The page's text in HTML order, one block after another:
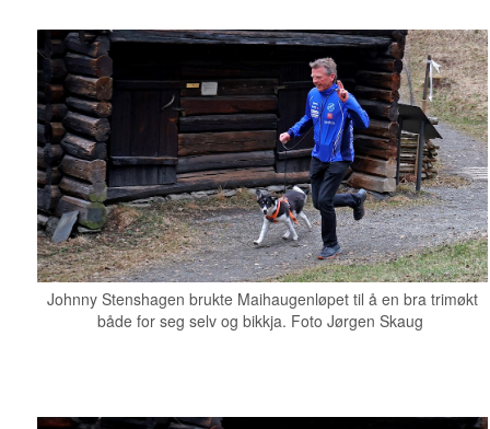
Johnny Stenshagen brukte Maihaugenløpet til å en bra trimøkt
både for seg selv og bikkja. Foto Jørgen Skaug